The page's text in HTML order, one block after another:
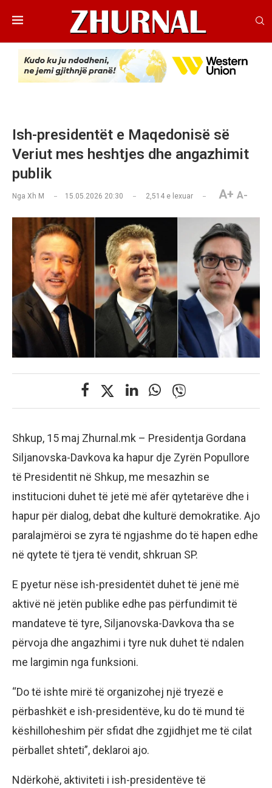
Ish-presidentët e Maqedonisë së
Veriut mes heshtjes dhe angazhimit
publik
Nga Xh M 15.05.2026 20:30 2,514 e lexuar A+ A-
Shkup, 15 maj Zhurnal.mk – Presidentja Gordana
Siljanovska-Davkova ka hapur dje Zyrën Popullore
të Presidentit në Shkup, me mesazhin se
institucioni duhet të jetë më afër qytetarëve dhe i
hapur për dialog, debat dhe kulturë demokratike. Ajo
paralajmëroi se zyra të ngjashme do të hapen edhe
në qytete të tjera të vendit, shkruan SP.
E pyetur nëse ish-presidentët duhet të jenë më
aktivë në jetën publike edhe pas përfundimit të
mandateve të tyre, Siljanovska-Davkova tha se
përvoja dhe angazhimi i tyre nuk duhet të ndalen
me largimin nga funksioni.
“Do të ishte mirë të organizohej një tryezë e
përbashkët e ish-presidentëve, ku do të mund të
këshilloheshim për sfidat dhe zgjidhjet me të cilat
përballet shteti”, deklaroi ajo.
Ndërkohë, aktiviteti i ish-presidentëve të